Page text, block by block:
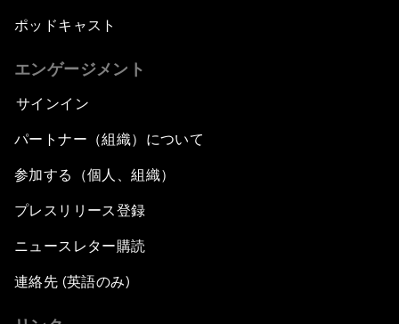
ポッドキャスト
エンゲージメント
サインイン
パートナー（組織）について
参加する（個人、組織）
プレスリリース登録
ニュースレター購読
連絡先 (英語のみ)